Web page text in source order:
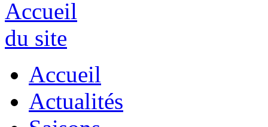
Accueil
Actualités